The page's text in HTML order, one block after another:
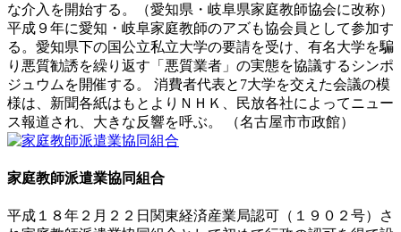
な介入を開始する。（愛知県・岐阜県家庭教師協会に改称）
平成９年に愛知・岐阜家庭教師のアズも協会員として参加す
る。愛知県下の国公立私立大学の要請を受け、有名大学を騙
り悪質勧誘を繰り返す「悪質業者」の実態を協議するシンポ
ジュウムを開催する。 消費者代表と7大学を交えた会議の模
様は、新聞各紙はもとよりＮＨＫ、民放各社によってニュー
ス報道され、大きな反響を呼ぶ。 （名古屋市市政館）
家庭教師派遣業協同組合
平成１８年２月２２日関東経済産業局認可（１９０２号）さ